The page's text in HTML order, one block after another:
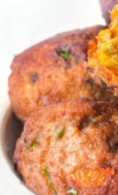
Εύκολα
όσπριο της
τηγανίζονται